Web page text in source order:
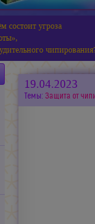
состоит угроза
19.04.2023
Темы: Защита от